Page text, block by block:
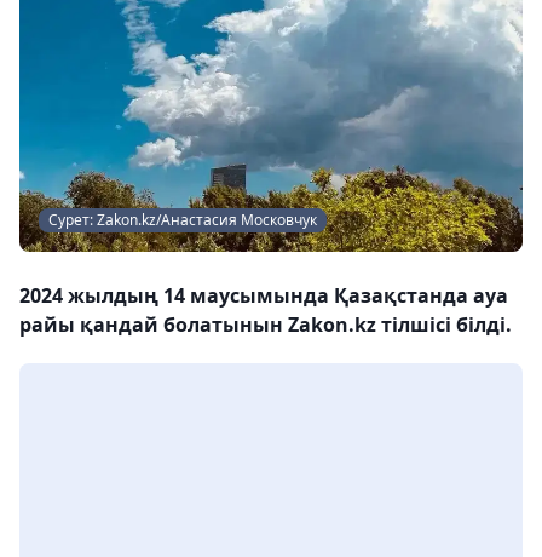
Сурет: Zakon.kz/Анастасия Московчук
2024 жылдың 14 маусымында Қазақстанда ауа
райы қандай болатынын Zakon.kz тілшісі білді.